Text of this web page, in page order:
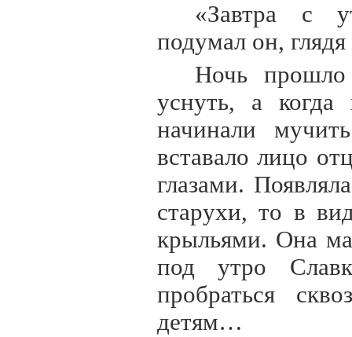
«Завтра с
подумал он,
Ночь
уснуть, а когда
начинали
вставало лицо
глазами.
старухи, то в
крыльями. Она
под утро
пробраться
детям…